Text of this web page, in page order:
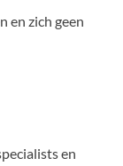
en zich geen
en